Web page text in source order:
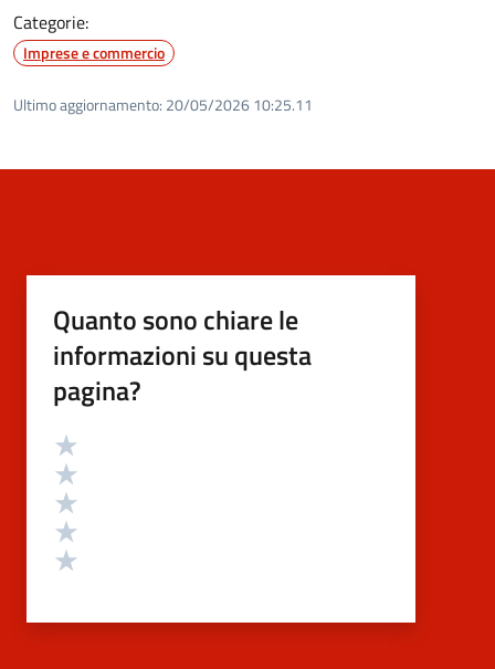
Categorie:
Imprese e commercio
Ultimo aggiornamento: 20/05/2026 10:25.11
Quanto sono chiare le
informazioni su questa
pagina?
Valutazione